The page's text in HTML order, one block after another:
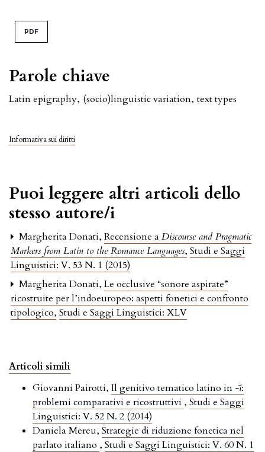
Parole chiave
Latin epigraphy, (socio)linguistic variation, text types
Informativa sui diritti
PDF
Puoi leggere altri articoli dello
stesso autore/i
Margherita Donati, Recensione a Discourse and Pragmatic
Markers from Latin to the Romance Languages, Studi e Saggi
Linguistici: V. 53 N. 1 (2015)
Margherita Donati, Le occlusive “sonore aspirate”
ricostruite per l’indoeuropeo: aspetti fonetici e confronto
tipologico, Studi e Saggi Linguistici: XLV
Articoli simili
Giovanni Pairotti, Il genitivo tematico latino in -ī:
problemi comparativi e ricostruttivi , Studi e Saggi
Linguistici: V. 52 N. 2 (2014)
Daniela Mereu, Strategie di riduzione fonetica nel
parlato italiano , Studi e Saggi Linguistici: V. 60 N. 1